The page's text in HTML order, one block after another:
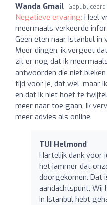
Wanda Gmail
Negatieve ervaring: Heel
meermaals verkeerde
Geen eten naar Istanbul
Meer dingen, ik vergeet
zit er nog dat ik
antwoorden die niet
tijd voor je, dat wel, maar
en dat ik niet hoef te
meer naar toe gaan. Ik
meer advies als online.
TUI Helmond
Hartelijk dank voor
het jammer dat
doorgekomen. Dat
aandachtspunt. Wij
in Istanbul hebt